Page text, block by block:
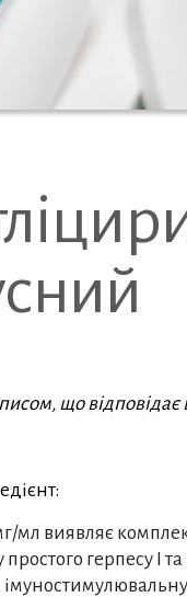
що
мл виявляє
герпесу I